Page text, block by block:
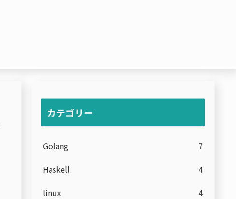
カテゴリー
Golang
7
Haskell
4
linux
4